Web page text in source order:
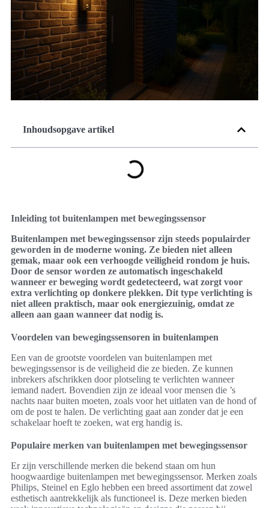
Inhoudsopgave artikel
Inleiding tot buitenlampen met bewegingssensor
Buitenlampen met bewegingssensor zijn steeds populairder
geworden in de moderne woning. Ze bieden niet alleen
gemak, maar ook een verhoogde veiligheid rondom je huis.
Door de sensor worden ze automatisch ingeschakeld
wanneer er beweging wordt gedetecteerd, wat zorgt voor
extra verlichting op donkere plekken. Dit type verlichting is
niet alleen praktisch, maar ook energiezuinig, omdat ze
alleen aan gaan wanneer dat nodig is.
Voordelen van bewegingssensoren in buitenlampen
Een van de grootste voordelen van buitenlampen met
bewegingssensor is de veiligheid die ze bieden. Ze kunnen
inbrekers afschrikken door plotseling te verlichten wanneer
iemand nadert. Bovendien zijn ze ideaal voor mensen die ’s
nachts naar buiten moeten, zoals voor het uitlaten van de hond of
om de post te halen. De verlichting gaat aan zonder dat je een
schakelaar hoeft te zoeken, wat erg handig is.
Populaire merken van buitenlampen met bewegingssensor
Er zijn verschillende merken die bekend staan om hun
hoogwaardige buitenlampen met bewegingssensor. Merken zoals
Philips, Steinel en Eglo hebben een breed assortiment dat zowel
esthetisch aantrekkelijk als functioneel is. Deze merken bieden